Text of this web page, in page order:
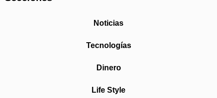
Noticias
Tecnologías
Dinero
Life Style